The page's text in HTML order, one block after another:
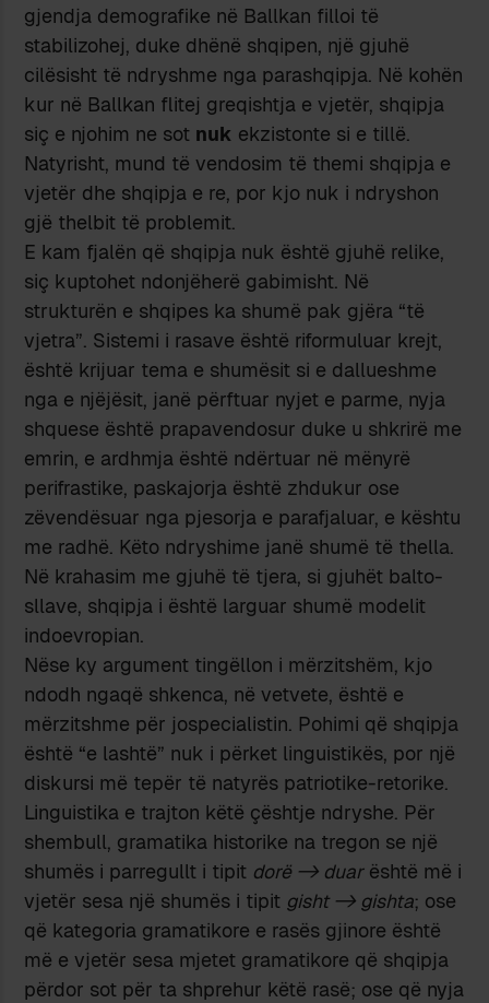
gjendja demografike në Ballkan filloi të
stabilizohej, duke dhënë shqipen, një gjuhë
cilësisht të ndryshme nga parashqipja. Në kohën
kur në Ballkan flitej greqishtja e vjetër, shqipja
siç e njohim ne sot nuk ekzistonte si e tillë.
Natyrisht, mund të vendosim të themi shqipja e
vjetër dhe shqipja e re, por kjo nuk i ndryshon
gjë thelbit të problemit.
E kam fjalën që shqipja nuk është gjuhë relike,
siç kuptohet ndonjëherë gabimisht. Në
strukturën e shqipes ka shumë pak gjëra “të
vjetra”. Sistemi i rasave është riformuluar krejt,
është krijuar tema e shumësit si e dallueshme
nga e njëjësit, janë përftuar nyjet e parme, nyja
shquese është prapavendosur duke u shkrirë me
emrin, e ardhmja është ndërtuar në mënyrë
perifrastike, paskajorja është zhdukur ose
zëvendësuar nga pjesorja e parafjaluar, e kështu
me radhë. Këto ndryshime janë shumë të thella.
Në krahasim me gjuhë të tjera, si gjuhët balto-
sllave, shqipja i është larguar shumë modelit
indoevropian.
Nëse ky argument tingëllon i mërzitshëm, kjo
ndodh ngaqë shkenca, në vetvete, është e
mërzitshme për jospecialistin. Pohimi që shqipja
është “e lashtë” nuk i përket linguistikës, por një
diskursi më tepër të natyrës patriotike-retorike.
Linguistika e trajton këtë çështje ndryshe. Për
shembull, gramatika historike na tregon se një
shumës i parregullt i tipit dorë -> duarështë më i
vjetër sesa një shumës i tipit gisht -> gishta; ose
që kategoria gramatikore e rasës gjinore është
më e vjetër sesa mjetet gramatikore që shqipja
përdor sot për ta shprehur këtë rasë; ose që nyja